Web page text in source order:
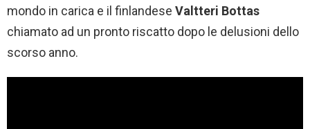
mondo in carica e il finlandese Valtteri Bottas
chiamato ad un pronto riscatto dopo le delusioni dello
scorso anno.